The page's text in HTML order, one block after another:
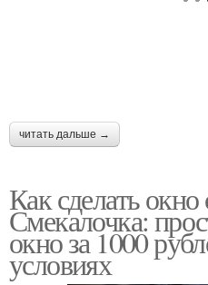
читать дальше →
Как сделать
Смекалочка:
окно за 1000
условиях